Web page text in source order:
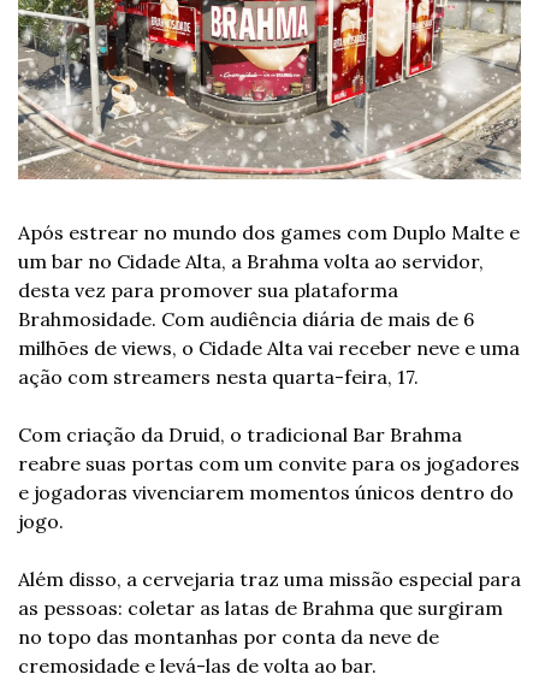
Após estrear no mundo dos games com Duplo Malte e
um bar no Cidade Alta, a Brahma volta ao servidor,
desta vez para promover sua plataforma
Brahmosidade. Com audiência diária de mais de 6
milhões de views, o Cidade Alta vai receber neve e uma
ação com streamers nesta quarta-feira, 17.
Com criação da Druid, o tradicional Bar Brahma
reabre suas portas com um convite para os jogadores
e jogadoras vivenciarem momentos únicos dentro do
jogo.
Além disso, a cervejaria traz uma missão especial para
as pessoas: coletar as latas de Brahma que surgiram
no topo das montanhas por conta da neve de
cremosidade e levá-las de volta ao bar.